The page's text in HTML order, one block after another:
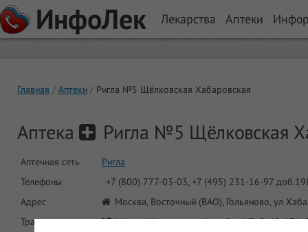
ИнфоЛек Лекарства Аптеки
Главная Аптеки Ригла №5 Щёлковская Хабаровская
Аптека Ригла №5 Щёлковская
Аптечная сеть
Ригла
Телефоны
+7 (800) 777-03-03, +7 (495) 231-16-97
Адрес
Москва, Восточный (ВАО), Гольяново, ул
Транспорт
Метро: Щелковская. Автобус: Н3, 3, 68,